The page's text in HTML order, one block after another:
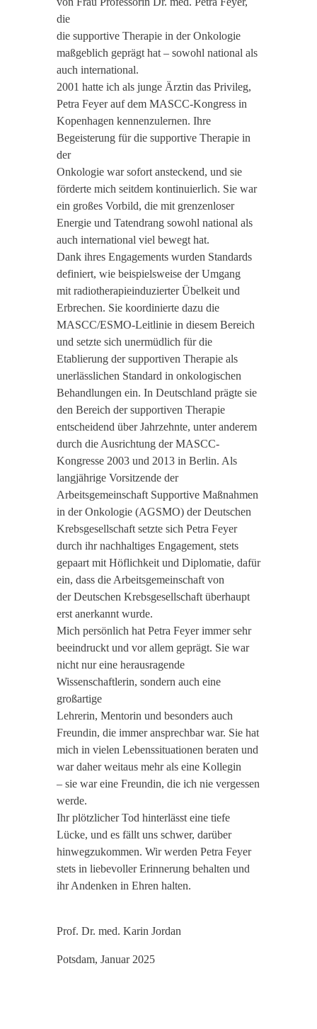
die
die supportive Therapie in der Onkologie
maßgeblich geprägt hat – sowohl national als
auch international.
2001 hatte ich als junge Ärztin das Privileg,
Petra Feyer auf dem MASCC-Kongress in
Kopenhagen kennenzulernen. Ihre
Begeisterung für die supportive Therapie in
der
Onkologie war sofort ansteckend, und sie
förderte mich seitdem kontinuierlich. Sie war
ein großes Vorbild, die mit grenzenloser
Energie und Tatendrang sowohl national als
auch international viel bewegt hat.
Dank ihres Engagements wurden Standards
definiert, wie beispielsweise der Umgang
mit radiotherapieinduzierter Übelkeit und
Erbrechen. Sie koordinierte dazu die
MASCC/ESMO-Leitlinie in diesem Bereich
und setzte sich unermüdlich für die
Etablierung der supportiven Therapie als
unerlässlichen Standard in onkologischen
Behandlungen ein. In Deutschland prägte sie
den Bereich der supportiven Therapie
entscheidend über Jahrzehnte, unter anderem
durch die Ausrichtung der MASCC-
Kongresse 2003 und 2013 in Berlin. Als
langjährige Vorsitzende der
Arbeitsgemeinschaft Supportive Maßnahmen
in der Onkologie (AGSMO) der Deutschen
Krebsgesellschaft setzte sich Petra Feyer
durch ihr nachhaltiges Engagement, stets
gepaart mit Höflichkeit und Diplomatie, dafür
ein, dass die Arbeitsgemeinschaft von
der Deutschen Krebsgesellschaft überhaupt
erst anerkannt wurde.
Mich persönlich hat Petra Feyer immer sehr
beeindruckt und vor allem geprägt. Sie war
nicht nur eine herausragende
Wissenschaftlerin, sondern auch eine
großartige
Lehrerin, Mentorin und besonders auch
Freundin, die immer ansprechbar war. Sie hat
mich in vielen Lebenssituationen beraten und
war daher weitaus mehr als eine Kollegin
– sie war eine Freundin, die ich nie vergessen
werde.
Ihr plötzlicher Tod hinterlässt eine tiefe
Lücke, und es fällt uns schwer, darüber
hinwegzukommen. Wir werden Petra Feyer
stets in liebevoller Erinnerung behalten und
ihr Andenken in Ehren halten.
Prof. Dr. med. Karin Jordan
Potsdam, Januar 2025